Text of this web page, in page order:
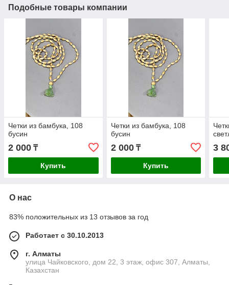
Подобные товары компании
Четки из бамбука, 108
бусин
2 000 ₸
Купить
Четки из бамбука, 108
бусин
2 000₸
Купить
3
О нас
83% положительных из 13 отзывов за год
Работает с 30.10.2013
г. Алматы
улица Чайковского, дом 22, 3 этаж, офис 307, Алматы,
Казахстан